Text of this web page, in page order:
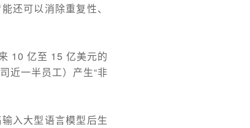
还可以消除重复性、
10 亿至 15 亿美元的
近一半员工）产生“非
入大型语言模型后生